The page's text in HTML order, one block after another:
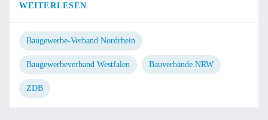
WEITERLESEN
Baugewerbe-Verband Nordrhein
Baugewerbeverband Westfalen Bauverbände.NRW
ZDB